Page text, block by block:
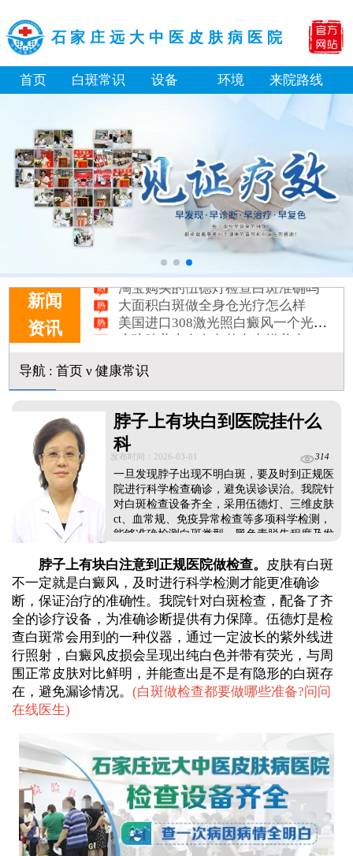
石家庄远大中医皮肤病医院
首页 白斑常识 设备 环境 来院路线
新闻
资讯
淘宝购买的伍德灯检查白斑准确吗
大面积白斑做全身仓光疗怎么样
美国进口308激光照白癜风一个光斑大概费用多少
小孩膝盖上有白色的点点摸着光滑怎么回事
伍德灯下白斑比肉眼看到的更大正常吗
儿童下巴长小白点是什么原因
芦可替尼和他克莫司哪个治白癜风好
皮肤ct检测白斑对治疗有什么作用
白斑摸着光滑边界清晰有可能是哪种皮肤病
导航: 首页ν 健康常识
脖子上有块白到医院挂什么
科
发布时间：2026-03-01 314
一旦发现脖子出现不明白斑，要及时到正规医
院进行科学检查确诊，避免误诊误治。我院针
对白斑检查设备齐全，采用伍德灯、三维皮肤
ct、血常规、免疫异常检查等多项科学检测，
能够准确检测白斑类型、黑色素脱失程度及发
会根据患者的检查结果、病情特点和个人体
质，制定科学、对症的治疗方案，针对性改善
白斑问题，帮助皮肤尽快恢复正常肤色，早检
查、早确诊、早治疗，才能让白斑恢复更高
效。...
脖子上有块白注意到正规医院做检查。
皮肤有白斑
不一定就是白癜风，及时进行科学检测才能更准确诊
断，保证治疗的准确性。我院针对白斑检查，配备了齐
全的诊疗设备，为准确诊断提供有力保障。伍德灯是检
查白斑常会用到的一种仪器，通过一定波长的紫外线进
行照射，白癜风皮损会呈现出纯白色并带有荧光，与周
围正常皮肤对比鲜明，并能查出是不是有隐形的白斑存
在，避免漏诊情况。 (白斑做检查都要做哪些准备?问问
在线医生)